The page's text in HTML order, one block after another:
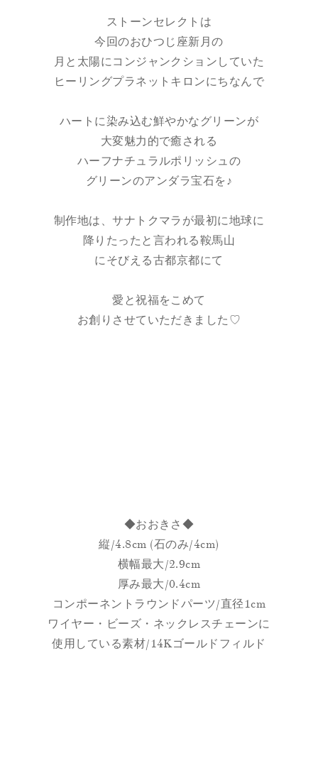
ストーンセレクトは
今回のおひつじ座新月の
月と太陽にコンジャンクションしていた
ヒーリングプラネットキロンにちなんで
ハートに染み込む鮮やかなグリーンが
大変魅力的で癒される
ハーフナチュラルポリッシュの
グリーンのアンダラ宝石を♪
制作地は、サナトクマラが最初に地球に
降りたったと言われる鞍馬山
にそびえる古都京都にて
愛と祝福をこめて
お創りさせていただきました♡
◆おおきさ◆
縦/4.8cm (石のみ/4cm)
横幅最大/2.9cm
厚み最大/0.4cm
コンポーネントラウンドパーツ/直径1cm
ワイヤー・ビーズ・ネックレスチェーンに
使用している素材/14Kゴールドフィルド